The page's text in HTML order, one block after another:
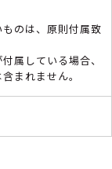
のは、原則付属致
属している場合、
まれません。